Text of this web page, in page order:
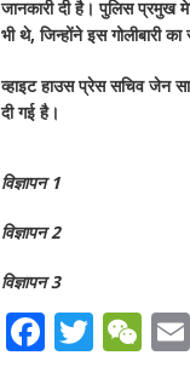
जानकारी दी है। पुलिस प्रमुख
भी थे, जिन्होंने इस गोलीबारी
व्हाइट हाउस प्रेस सचिव जेन
दी गई है।
विज्ञापन 1
विज्ञापन 2
विज्ञापन 3
F
T
W